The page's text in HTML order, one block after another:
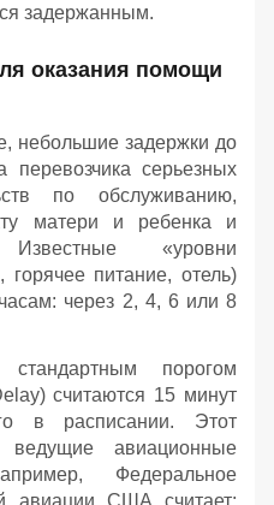
задержанным.
оказания помощи
небольшие задержки до
серьезных
по обслуживанию,
матери и ребенка и
«уровни
горячее питание, отель)
через 2, 4, 6 или 8
порогом
считаются 15 минут
в расписании. Этот
ведущие авиационные
Федеральное
авиации США считает: